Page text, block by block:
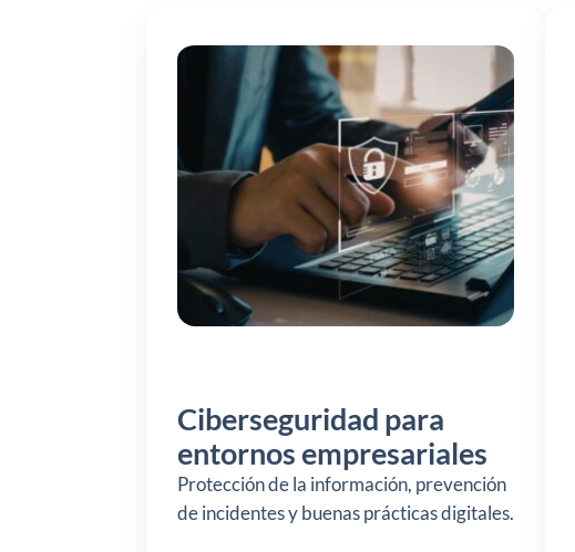
Ciberseguridad para
entornos empresariales
Protección de la información, prevención
de incidentes y buenas prácticas digitales.